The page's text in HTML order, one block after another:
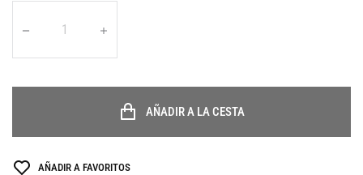
AÑADIR A LA CESTA
AÑADIR A FAVORITOS